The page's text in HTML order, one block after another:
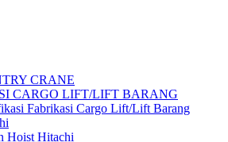
CRANE
CARGO LIFT/LIFT BARANG
Fabrikasi Cargo Lift/Lift Barang
Hoist Hitachi